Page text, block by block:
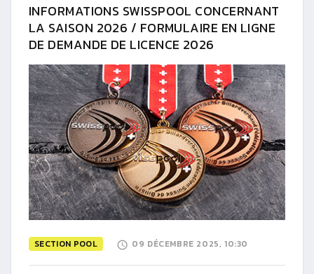
INFORMATIONS SWISSPOOL CONCERNANT
LA SAISON 2026 / FORMULAIRE EN LIGNE
DE DEMANDE DE LICENCE 2026
SECTION POOL 09 DÉCEMBRE 2025, 10:30